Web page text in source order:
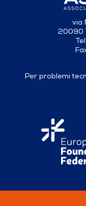
via
20090
Per problemi